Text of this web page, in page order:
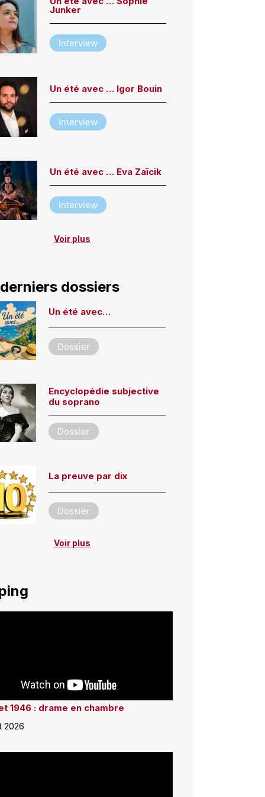
Junker
Interview
Un été avec … Igor Bouin
Interview
Un été avec … Eva Zaïcik
Interview
Voir plus
dossiers
Un été avec…
Dossier
Encyclopédie subjective
du soprano
Dossier
La preuve par dix
Dossier
Voir plus
1946 : drame en chambre
2026